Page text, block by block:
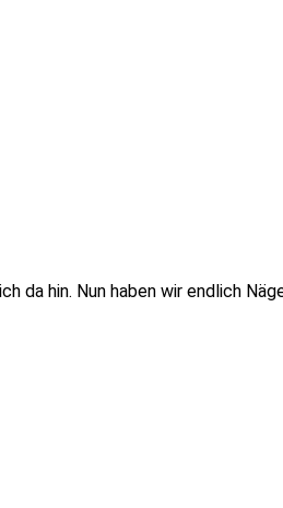
da hin. Nun haben wir endlich